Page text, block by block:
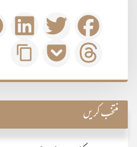
منتخب کریں